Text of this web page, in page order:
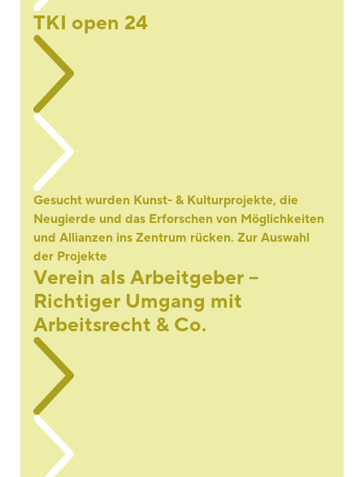
TKI open 24
Gesucht wurden Kunst- & Kulturprojekte, die
Neugierde und das Erforschen von Möglichkeiten
und Allianzen ins Zentrum rücken. Zur Auswahl
der Projekte
Verein als Arbeitgeber –
Richtiger Umgang mit
Arbeitsrecht & Co.